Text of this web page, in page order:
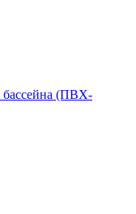
бассейна (ПВХ-